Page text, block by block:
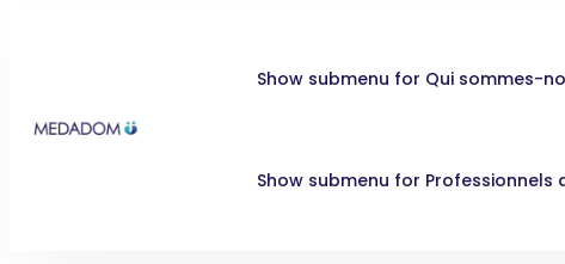
Show submenu for Qui sommes-
Show submenu for Professionnels